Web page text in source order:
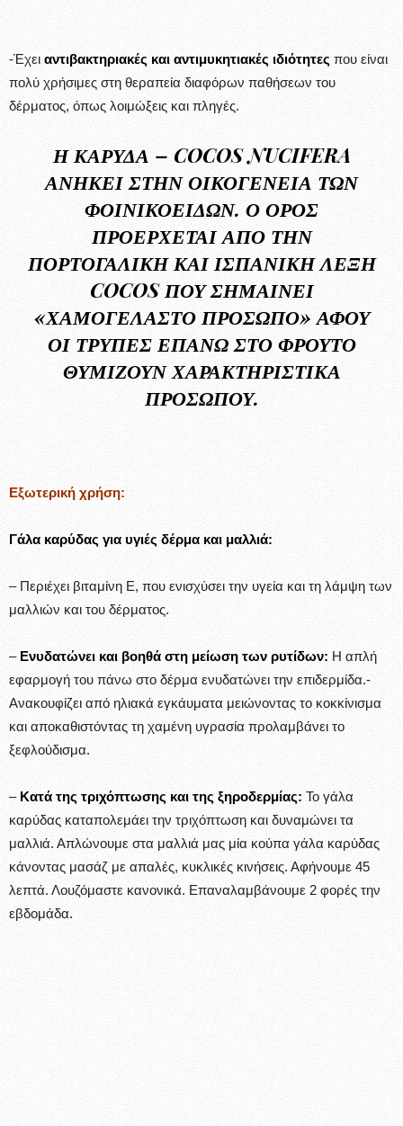
-Έχει αντιβακτηριακές και αντιμυκητιακές ιδιότητες που είναι
πολύ χρήσιμες στη θεραπεία διαφόρων παθήσεων του
δέρματος, όπως λοιμώξεις και πληγές.
Η ΚΑΡΎΔΑ – COCOS NUCIFERA
ΑΝΉΚΕΙ ΣΤΗΝ ΟΙΚΟΓΈΝΕΙΑ ΤΩΝ
ΦΟΙΝΙΚΟΕΙΔΏΝ. Ο ΌΡΟΣ
ΠΡΟΈΡΧΕΤΑΙ ΑΠΌ ΤΗΝ
ΠΟΡΤΟΓΑΛΙΚΉ ΚΑΙ ΙΣΠΑΝΙΚΉ ΛΈΞΗ
COCOS ΠΟΥ ΣΗΜΑΊΝΕΙ
«ΧΑΜΟΓΕΛΑΣΤΌ ΠΡΌΣΩΠΟ» ΑΦΟΎ
ΟΙ ΤΡΎΠΕΣ ΕΠΆΝΩ ΣΤΟ ΦΡΟΎΤΟ
ΘΥΜΊΖΟΥΝ ΧΑΡΑΚΤΗΡΙΣΤΙΚΆ
ΠΡΟΣΏΠΟΥ.
Εξωτερική χρήση:
Γάλα καρύδας για υγιές δέρμα και μαλλιά:
– Περιέχει βιταμίνη Ε, που ενισχύσει την υγεία και τη λάμψη των
μαλλιών και του δέρματος.
–Ενυδατώνει και βοηθά στη μείωση των ρυτίδων: Η απλή
εφαρμογή του πάνω στο δέρμα ενυδατώνει την επιδερμίδα.-
Ανακουφίζει από ηλιακά εγκάυματα μειώνοντας το κοκκίνισμα
και αποκαθιστόντας τη χαμένη υγρασία προλαμβάνει το
ξεφλούδισμα.
– Κατά της τριχόπτωσης και της ξηροδερμίας: Το γάλα
καρύδας καταπολεμάει την τριχόπτωση και δυναμώνει τα
μαλλιά. Απλώνουμε στα μαλλιά μας μία κούπα γάλα καρύδας
κάνοντας μασάζ με απαλές, κυκλικές κινήσεις. Αφήνουμε 45
λεπτά. Λουζόμαστε κανονικά. Επαναλαμβάνουμε 2 φορές την
εβδομάδα.